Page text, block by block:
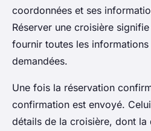
coordonnées et ses
Réserver une croisière signifie
fournir toutes les informations
demandées.
Une fois la réservation
confirmation est envoyé.
détails de la croisière, dont